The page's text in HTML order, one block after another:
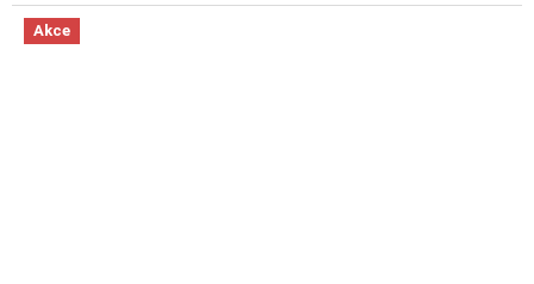
Akce